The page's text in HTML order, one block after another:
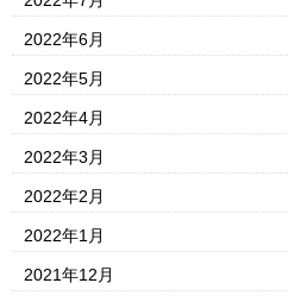
2022年6月
2022年5月
2022年4月
2022年3月
2022年2月
2022年1月
2021年12月